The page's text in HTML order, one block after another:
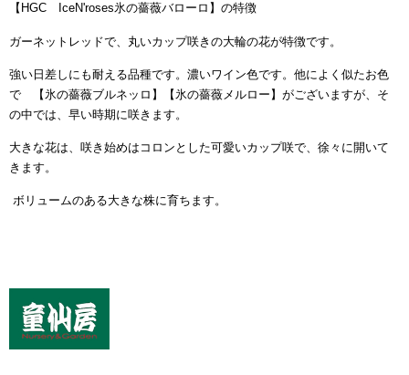
【HGC IceN'roses氷の薔薇バローロ】の特徴
ガーネットレッドで、丸いカップ咲きの大輪の花が特徴です。
強い日差しにも耐える品種です。濃いワイン色です。他によく似たお色
で 【氷の薔薇ブルネッロ】【氷の薔薇メルロー】がございますが、そ
の中では、早い時期に咲きます。
大きな花は、咲き始めはコロンとした可愛いカップ咲で、徐々に開いて
きます。
ボリュームのある大きな株に育ちます。